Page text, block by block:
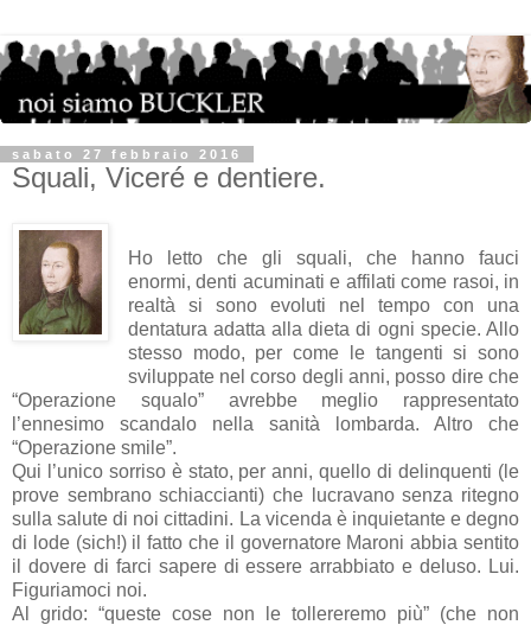
sabato 27 febbraio 2016
Squali, Viceré e dentiere.
Ho letto che gli squali, che hanno fauci
enormi, denti acuminati e affilati come rasoi, in
realtà si sono evoluti nel tempo con una
dentatura adatta alla dieta di ogni specie. Allo
stesso modo, per come le tangenti si sono
sviluppate nel corso degli anni, posso dire che
“Operazione squalo” avrebbe meglio rappresentato
l’ennesimo scandalo nella sanità lombarda. Altro che
“Operazione smile”.
Qui l’unico sorriso è stato, per anni, quello di delinquenti (le
prove sembrano schiaccianti) che lucravano senza ritegno
sulla salute di noi cittadini. La vicenda è inquietante e degno
di lode (sich!) il fatto che il governatore Maroni abbia sentito
il dovere di farci sapere di essere arrabbiato e deluso. Lui.
Figuriamoci noi.
Al grido: “queste cose non le tollereremo più” (che non